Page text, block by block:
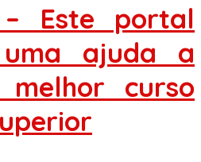
– Este portal
ajuda a
curso